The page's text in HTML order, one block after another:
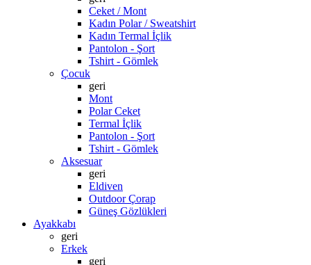
Ceket / Mont
Kadın Polar / Sweatshirt
Kadın Termal İçlik
Pantolon - Şort
Tshirt - Gömlek
Çocuk
geri
Mont
Polar Ceket
Termal İçlik
Pantolon - Şort
Tshirt - Gömlek
Aksesuar
geri
Eldiven
Outdoor Çorap
Güneş Gözlükleri
Ayakkabı
geri
Erkek
geri